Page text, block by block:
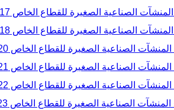
الصناعیة الصغیرة للقطاع الخاص 2017
الصناعیة الصغیرة للقطاع الخاص 2018
الصناعیة الصغیرة للقطاع الخاص 2020
الصناعیة الصغیرة للقطاع الخاص 2021
الصناعیة الصغیرة للقطاع الخاص 2022
الصناعیة الصغیرة للقطاع الخاص 2023